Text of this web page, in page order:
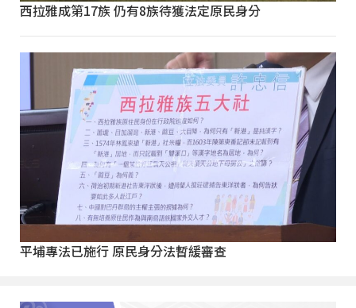
西拉雅成第17族 仍有8族待獲法定原民身分
平埔專法已施行 原民身分法暫緩審查